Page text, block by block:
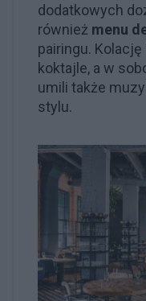
dodatkowych
również menu
pairingu. Kolację
koktajle, a w
umili także
stylu.